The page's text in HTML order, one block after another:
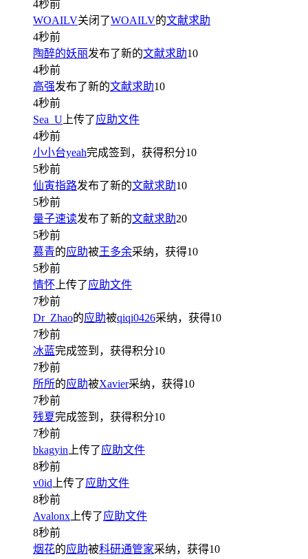
4秒前
WOAILV关闭了WOAILV的文献求助
4秒前
陶醉的妖丽发布了新的文献求助10
4秒前
高强发布了新的文献求助10
4秒前
Sea_U上传了 应助文件
4秒前
小小台yeah完成签到，获得积分10
5秒前
仙寅指路发布了新的文献求助10
5秒前
量子速读发布了新的文献求助20
5秒前
慕青的应助被王多余采纳，获得10
5秒前
情怀上传了 应助文件
7秒前
Dr_Zhao的应助被qiqi0426采纳，获得10
7秒前
冰蓝完成签到，获得积分10
7秒前
所所的应助被Xavier采纳，获得10
7秒前
残夏完成签到，获得积分10
7秒前
bkagyin上传了 应助文件
8秒前
v0id上传了 应助文件
8秒前
Avalonx上传了 应助文件
8秒前
烟花的应助被科研通管家采纳，获得10